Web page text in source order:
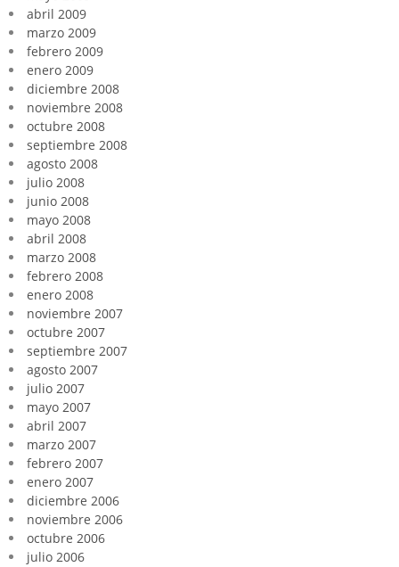
abril 2009
marzo 2009
febrero 2009
enero 2009
diciembre 2008
noviembre 2008
octubre 2008
septiembre 2008
agosto 2008
julio 2008
junio 2008
mayo 2008
abril 2008
marzo 2008
febrero 2008
enero 2008
noviembre 2007
octubre 2007
septiembre 2007
agosto 2007
julio 2007
mayo 2007
abril 2007
marzo 2007
febrero 2007
enero 2007
diciembre 2006
noviembre 2006
octubre 2006
julio 2006